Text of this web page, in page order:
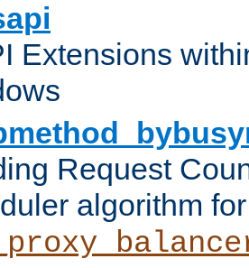
Extensions
Request
algorithm for